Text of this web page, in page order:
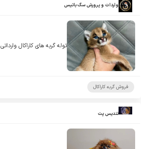
واردات و پرورش سگ باتیس
توله گربه های کاراکال وارداتی Caracal
فروش گربه کاراکال
تندیس پت